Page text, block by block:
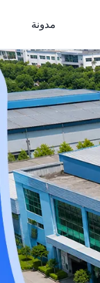
مدونة